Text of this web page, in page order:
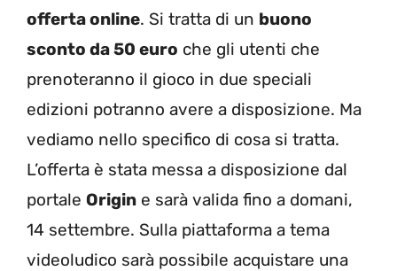
offerta online. Si tratta di un buono
sconto da 50 euro che gli utenti che
prenoteranno il gioco in due speciali
edizioni potranno avere a disposizione. Ma
vediamo nello specifico di cosa si tratta.
L’offerta è stata messa a disposizione dal
portale Origin e sarà valida fino a domani,
14 settembre. Sulla piattaforma a tema
videoludico sarà possibile acquistare una